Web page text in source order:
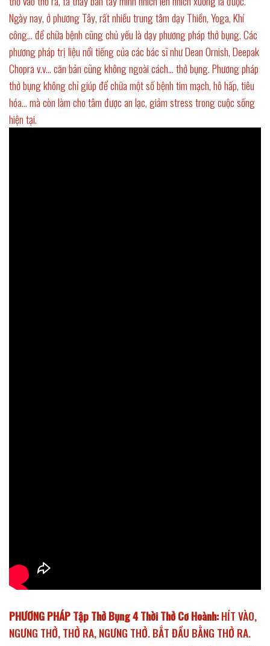
Ngày nay, ở phương Tây, rất nhiều trung tâm dạy Thiền, Yoga, Khí
công… để chữa bệnh cũng chủ yếu là dạy phương pháp thở bụng. Các
phương pháp trị liệu nổi tiếng của các bác sĩ như Dean Ornish, Deepak
Chopra v.v… căn bản cũng không ngoài cách… thở bụng. Phương pháp
thở bụng không chỉ giúp để chữa một số bệnh tim mạch, hô hấp, tiêu
hóa… mà còn làm cho tâm được an lạc, giảm stress trong cuộc sống
hiện tại.
PHƯƠNG PHÁPTập Thở Bụng 4 Thời Thở Cơ Hoành:HÍT VÀO,
NGƯNG THỞ, THỞ RA, NGƯNG THỞ. BẮT ĐẦU BẰNG THỞ RA.